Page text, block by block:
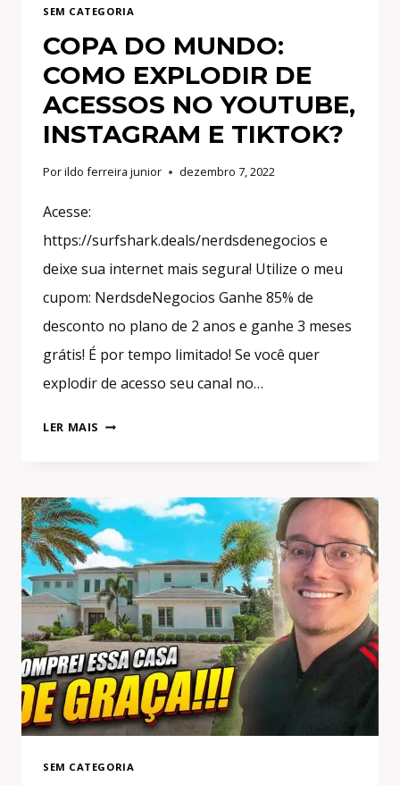
SEM CATEGORIA
COPA DO MUNDO:
COMO EXPLODIR DE
ACESSOS NO YOUTUBE,
INSTAGRAM E TIKTOK?
Porildo ferreira junior dezembro 7, 2022
Acesse:
https://surfshark.deals/nerdsdenegocios e
deixe sua internet mais segura! Utilize o meu
cupom: NerdsdeNegocios Ganhe 85% de
desconto no plano de 2 anos e ganhe 3 meses
grátis! É por tempo limitado! Se você quer
explodir de acesso seu canal no…
LER MAIS COPA
EXPLODIR
DE
ACESSOS
NO
YOUTUBE,
INSTAGRAM
E
TIKTOK?
SEM CATEGORIA